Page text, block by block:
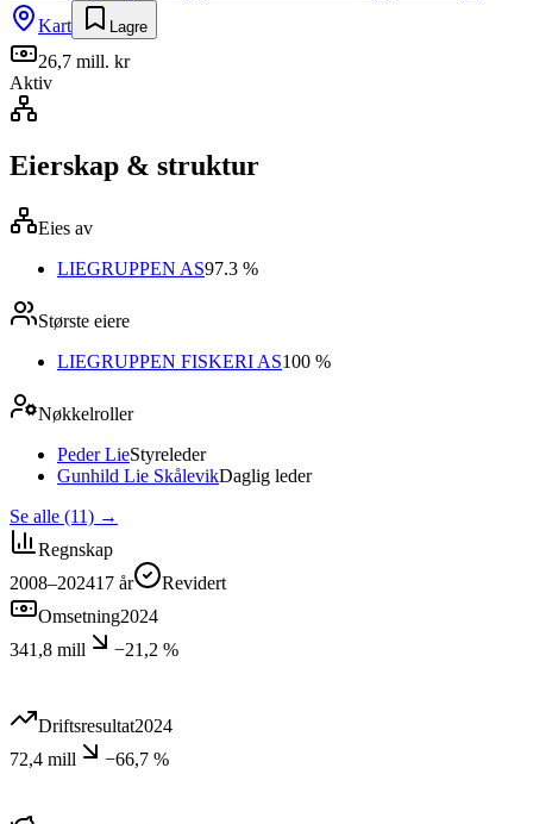
Kart
Lagre
26,7 mill. kr
Aktiv
Eierskap & struktur
Eies av
LIEGRUPPEN AS97.3 %
Største eiere
LIEGRUPPEN FISKERI AS100 %
Nøkkelroller
Peder LieStyreleder
Gunhild Lie SkålevikDaglig leder
Se alle (11) →
Regnskap
2008–202417 år
Revidert
Omsetning2024
341,8 mill
−21,2 %
Driftsresultat2024
72,4 mill
−66,7 %